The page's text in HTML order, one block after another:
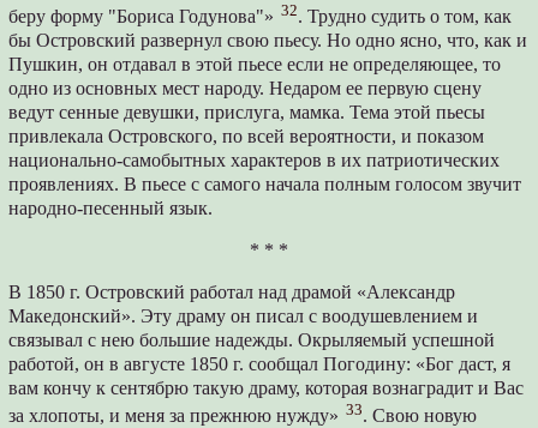
беру форму "Бориса Годунова"» 32. Трудно судить о том, как
бы Островский развернул свою пьесу. Но одно ясно, что, как и
Пушкин, он отдавал в этой пьесе если не определяющее, то
одно из основных мест народу. Недаром ее первую сцену
ведут сенные девушки, прислуга, мамка. Тема этой пьесы
привлекала Островского, по всей вероятности, и показом
национально-самобытных характеров в их патриотических
проявлениях. В пьесе с самого начала полным голосом звучит
народно-песенный язык.
* * *
В 1850 г. Островский работал над драмой «Александр
Македонский». Эту драму он писал с воодушевлением и
связывал с нею большие надежды. Окрыляемый успешной
работой, он в августе 1850 г. сообщал Погодину: «Бог даст, я
вам кончу к сентябрю такую драму, которая вознаградит и Вас
за хлопоты, и меня за прежнюю нужду» 33. Свою новую